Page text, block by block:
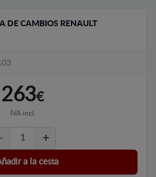
DE CAMBIOS RENAULT
263€
IVA incl.
a la cesta